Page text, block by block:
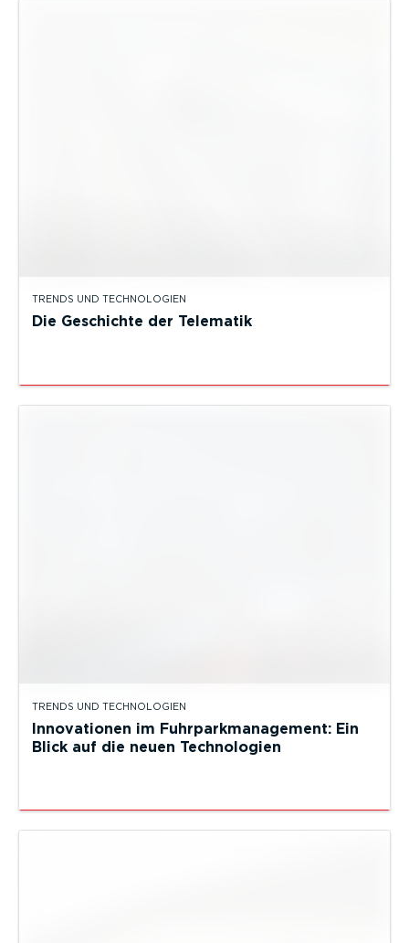
TRENDS UND TECHNOLOGIEN
Die Geschichte der Telematik
TRENDS UND TECHNOLOGIEN
Innovationen im Fuhrparkmanagement: Ein
Blick auf die neuen Technologien